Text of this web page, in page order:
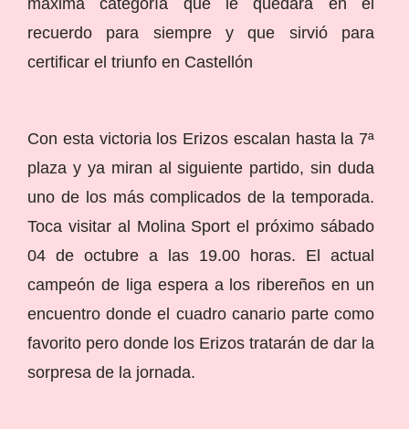
recuerdo para siempre y que sirvió para
certificar el triunfo en Castellón
Con esta victoria los Erizos escalan hasta la 7ª
plaza y ya miran al siguiente partido, sin duda
uno de los más complicados de la temporada.
Toca visitar al Molina Sport el próximo sábado
04 de octubre a las 19.00 horas. El actual
campeón de liga espera a los ribereños en un
encuentro donde el cuadro canario parte como
favorito pero donde los Erizos tratarán de dar la
sorpresa de la jornada.